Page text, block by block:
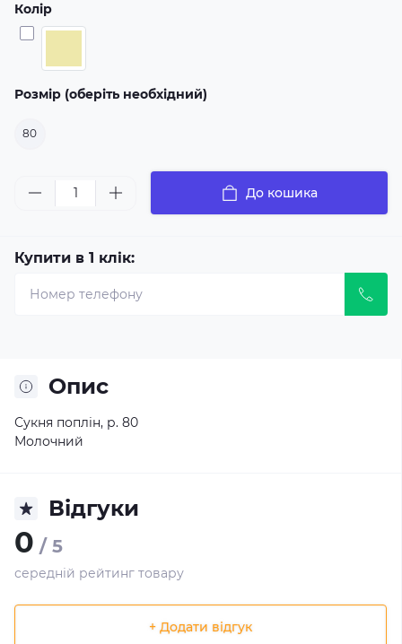
Колір
Розмір (оберіть необхідний)
80
До кошика
Купити в 1 клік:
Опис
Сукня поплін, р. 80
Молочний
Відгуки
0 / 5
середній рейтинг товару
+ Додати відгук